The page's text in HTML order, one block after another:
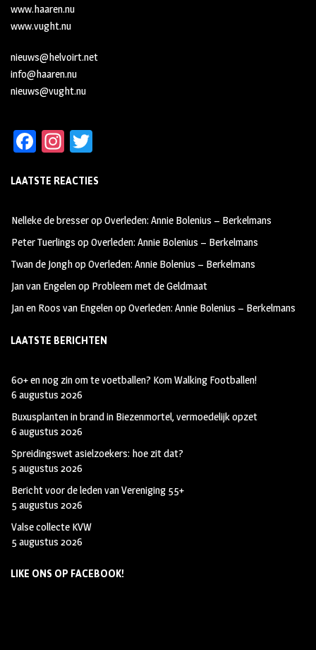
www.haaren.nu
www.vught.nu
nieuws@helvoirt.net
info@haaren.nu
nieuws@vught.nu
Fa
b
oo
k
In
ag
m
tt
LAATSTE REACTIES
Nelleke de bresseropOverleden: Annie Bolenius – Berkelmans
Peter Tuerlings opOverleden: Annie Bolenius – Berkelmans
Twan de JonghopOverleden: Annie Bolenius – Berkelmans
Jan van Engelenop Probleem met de Geldmaat
Jan en Roos van EngelenopOverleden: Annie Bolenius – Berkelmans
LAATSTE BERICHTEN
60+ en nog zin om te voetballen? Kom Walking Footballen!
6 augustus 2026
Buxusplanten in brand in Biezenmortel, vermoedelijk opzet
6 augustus 2026
Spreidingswet asielzoekers: hoe zit dat?
5 augustus 2026
Bericht voor de leden van Vereniging 55+
5 augustus 2026
Valse collecte KVW
5 augustus 2026
LIKE ONS OP FACEBOOK!